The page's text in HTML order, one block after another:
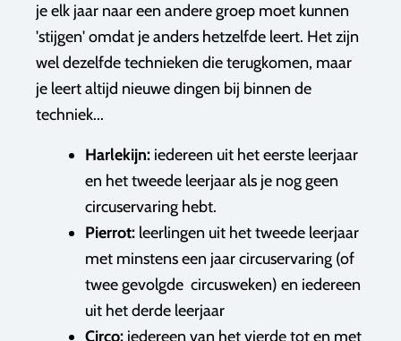
je elk jaar naar een andere groep moet kunnen
'stijgen' omdat je anders hetzelfde leert. Het zijn
wel dezelfde technieken die terugkomen, maar
je leert altijd nieuwe dingen bij binnen de
techniek...
Harlekijn: iedereen uit het eerste leerjaar
en het tweede leerjaar als je nog geen
circuservaring hebt.
Pierrot: leerlingen uit het tweede leerjaar
met minstens een jaar circuservaring (of
twee gevolgde circusweken) en iedereen
uit het derde leerjaar
Circo: iedereen van het vierde tot en met